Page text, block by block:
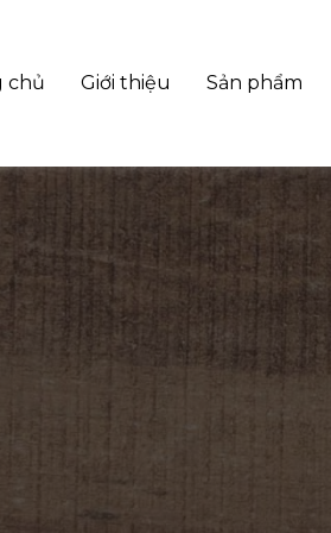
chủ Giới thiệu Sản phẩm